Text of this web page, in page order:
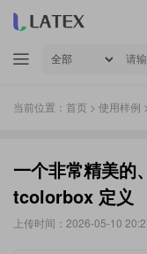
当前位置： 首页 > 使用样例
一个非常精美的
tcolorbox 定义
上传时间：2026-05-10